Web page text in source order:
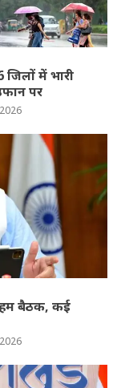
में भारी
पर
बैठक, कई